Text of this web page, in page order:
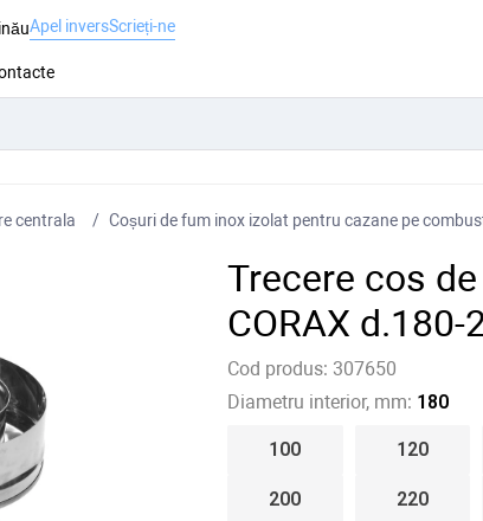
Apel inversScrieți-ne
centrala Coșuri de fum inox izolat pentru cazane pe
Trecere cos
CORAX
Cod produs: 307650
Diametru interior, mm: 180
100 120
200 220